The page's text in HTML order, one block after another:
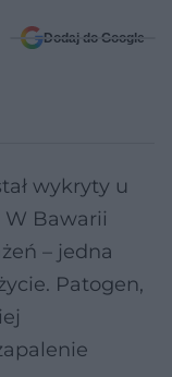
Dodaj do Google
wykryty u
W Bawarii
– jedna
Patogen,